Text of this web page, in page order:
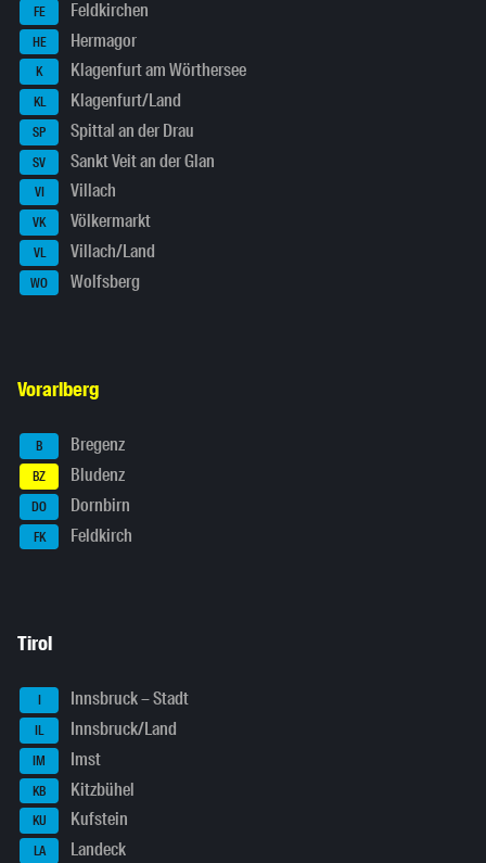
FE Feldkirchen
HE Hermagor
K Klagenfurt am Wörthersee
KL Klagenfurt/Land
SP Spittal an der Drau
SV Sankt Veit an der Glan
VI Villach
VK Völkermarkt
VL Villach/Land
WO Wolfsberg
Vorarlberg
B Bregenz
BZ Bludenz
DO Dornbirn
FK Feldkirch
Tirol
I Innsbruck – Stadt
IL Innsbruck/Land
IM Imst
KB Kitzbühel
KU Kufstein
LA Landeck